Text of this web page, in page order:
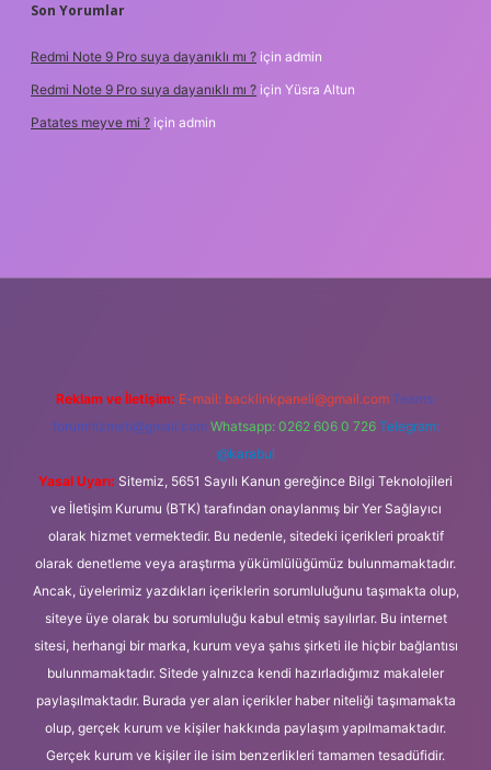
Son Yorumlar
Redmi Note 9 Pro suya dayanıklı mı ? için admin
Redmi Note 9 Pro suya dayanıklı mı ? için Yüsra Altun
Patates meyve mi ? için admin
Reklam ve İletişim: E-mail: backlinkpaneli@gmail.com Teams:
forumhizmeti@gmail.com Whatsapp: 0262 606 0 726 Telegram:
@karabul
Yasal Uyarı: Sitemiz, 5651 Sayılı Kanun gereğince Bilgi Teknolojileri
ve İletişim Kurumu (BTK) tarafından onaylanmış bir Yer Sağlayıcı
olarak hizmet vermektedir. Bu nedenle, sitedeki içerikleri proaktif
olarak denetleme veya araştırma yükümlülüğümüz bulunmamaktadır.
Ancak, üyelerimiz yazdıkları içeriklerin sorumluluğunu taşımakta olup,
siteye üye olarak bu sorumluluğu kabul etmiş sayılırlar. Bu internet
sitesi, herhangi bir marka, kurum veya şahıs şirketi ile hiçbir bağlantısı
bulunmamaktadır. Sitede yalnızca kendi hazırladığımız makaleler
paylaşılmaktadır. Burada yer alan içerikler haber niteliği taşımamakta
olup, gerçek kurum ve kişiler hakkında paylaşım yapılmamaktadır.
Gerçek kurum ve kişiler ile isim benzerlikleri tamamen tesadüfidir.